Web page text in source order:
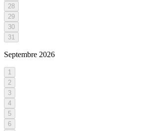
28
29
30
31
Septembre 2026
1
2
3
4
5
6